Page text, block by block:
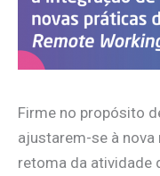
Firme no propósito
ajustarem-se à nova
retoma da atividade